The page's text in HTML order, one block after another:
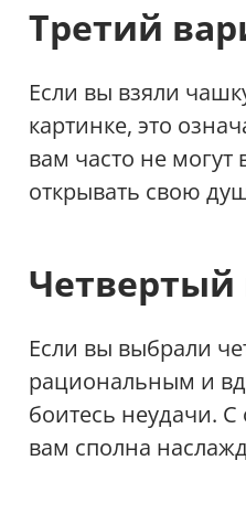
Третий
Если вы взяли
картинке, это
вам часто не
открывать свою
Четвертый
Если вы выбрали
рациональным и
боитесь неудачи.
вам сполна